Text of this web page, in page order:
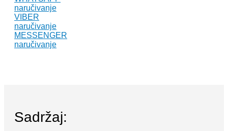
naručivanje
VIBER
naručivanje
MESSENGER
naručivanje
Sadržaj: